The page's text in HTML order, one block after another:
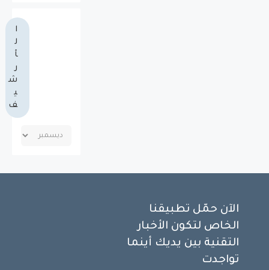
ا
ل
أ
ر
ش
ي
ف
الآن حمّل تطبيقنا
الخاص لتكون الأخبار
التقنية بين يديك أينما
تواجدت